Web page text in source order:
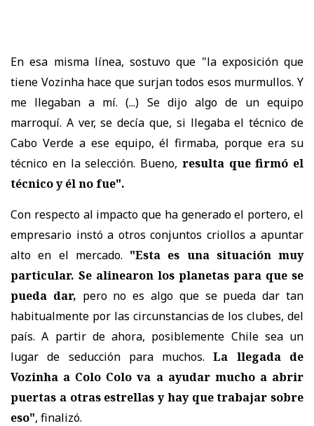
En esa misma línea, sostuvo que "la exposición que
tiene Vozinha hace que surjan todos esos murmullos. Y
me llegaban a mí. (...) Se dijo algo de un equipo
marroquí. A ver, se decía que, si llegaba el técnico de
Cabo Verde a ese equipo, él firmaba, porque era su
técnico en la selección. Bueno, resulta que firmó el
técnico y él no fue".
Con respecto al impacto que ha generado el portero, el
empresario instó a otros conjuntos criollos a apuntar
alto en el mercado. "Esta es una situación muy
particular. Se alinearon los planetas para que se
pueda dar, pero no es algo que se pueda dar tan
habitualmente por las circunstancias de los clubes, del
país. A partir de ahora, posiblemente Chile sea un
lugar de seducción para muchos.La llegada de
Vozinha a Colo Colo va a ayudar mucho a abrir
puertas a otras estrellas y hay que trabajar sobre
eso", finalizó.